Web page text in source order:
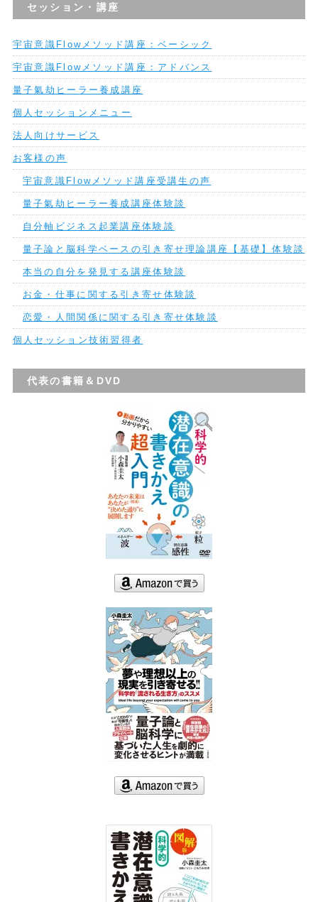
セッション・講座
宇宙意識Flowメソッド講座：ベーシック
宇宙意識Flowメソッド講座：アドバンス
量子氣劫ヒーラー養成講座
個人セッションメニュー
法人向けサービス
お客様の声
宇宙意識Flowメソッド講座受講生の声
量子氣劫ヒーラー養成講座体験談
自分軸ビジネス起業講座体験談
量子論と脳科学ベースの引き寄せ理論講座【基礎】体験談
本当の自分を発見する講座体験談
お金・仕事に関する引き寄せ体験談
恋愛・人間関係に関する引き寄せ体験談
個人セッション技術習得者
代表の書籍＆DVD